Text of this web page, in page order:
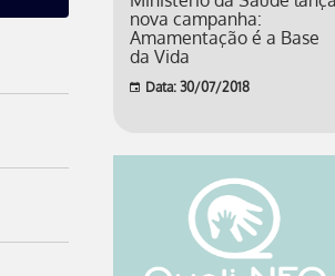
nova campanha:
Amamentação é a Base
da Vida
Data: 30/07/2018